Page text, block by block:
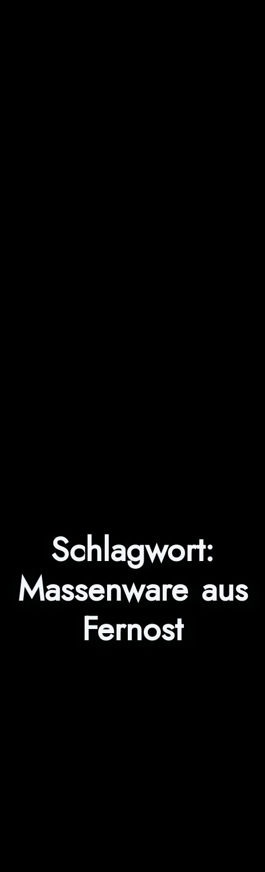
Schlagwort:
Massenware aus
Fernost